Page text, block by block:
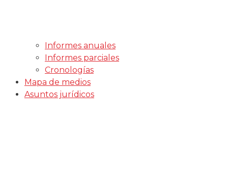
Informes anuales
Informes parciales
Cronologías
Mapa de medios
Asuntos jurídicos